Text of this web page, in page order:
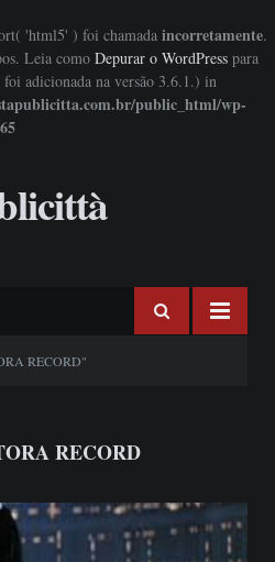
'html5' ) foi chamada incorretamente.
Leia como Depurar o WordPress para
adicionada na versão 3.6.1.) in
public_html/wp-
RECORD"
RECORD